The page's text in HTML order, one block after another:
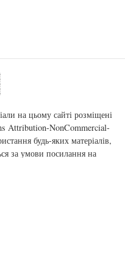
на цьому сайті розміщені
Attribution-NonCommercial-
будь-яких матеріалів,
за умови посилання на